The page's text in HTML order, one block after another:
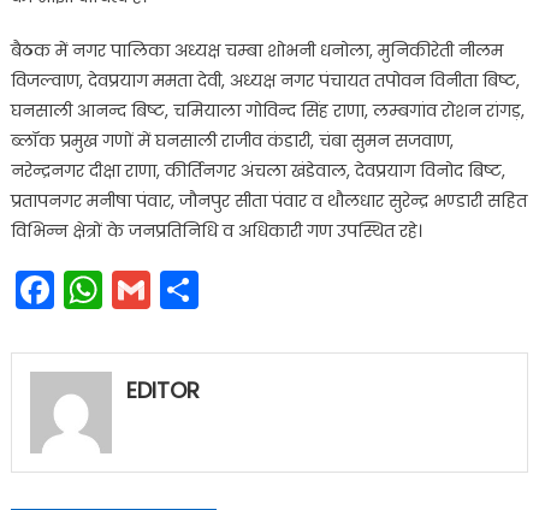
बैठक में नगर पालिका अध्यक्ष चम्बा शोभनी धनोला, मुनिकीरेती नीलम
विजल्वाण, देवप्रयाग ममता देवी, अध्यक्ष नगर पंचायत तपोवन विनीता बिष्ट,
घनसाली आनन्द बिष्ट, चमियाला गोविन्द सिंह राणा, लम्बगांव रोशन रांगड़,
ब्लॉक प्रमुख गणों में घनसाली राजीव कंडारी, चंबा सुमन सजवाण,
नरेन्द्रनगर दीक्षा राणा, कीर्तिनगर अंचला खंडेवाल, देवप्रयाग विनोद बिष्ट,
प्रतापनगर मनीषा पंवार, जौनपुर सीता पंवार व थौलधार सुरेन्द्र भण्डारी सहित
विभिन्न क्षेत्रों के जनप्रतिनिधि व अधिकारी गण उपस्थित रहे।
Facebook
WhatsApp
GmailShare
EDITOR